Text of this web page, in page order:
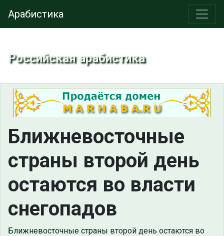
Арабистика
Российская арабистика
Ближневосточные
страны второй день
остаются во власти
снегопадов
Ближневосточные страны второй день остаются во